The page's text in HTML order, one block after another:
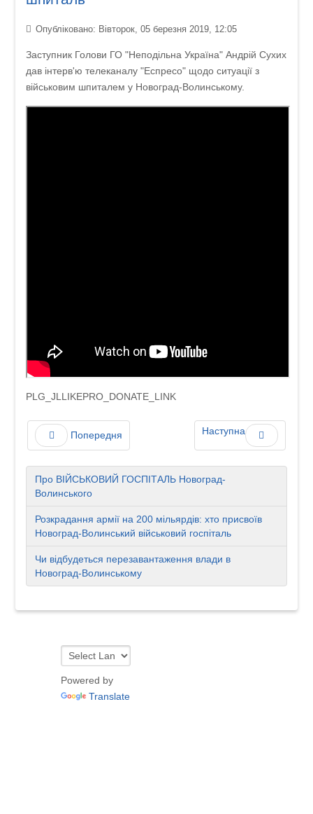
Опубліковано: Вівторок, 05 березня 2019, 12:05
Заступник Голови ГО "Неподільна Україна" Андрій Сухих
дав інтерв'ю телеканалу "Еспресо" щодо ситуації з
військовим шпиталем у Новоград-Волинському.
PLG_JLLIKEPRO_DONATE_LINK
Попередня Наступна
Про ВІЙСЬКОВИЙ ГОСПІТАЛЬ Новоград-
Волинського
Розкрадання армії на 200 мільярдів: хто присвоїв
Новоград-Волинський військовий госпіталь
Чи відбудеться перезавантаження влади в
Новоград-Волинському
Powered by
Translate